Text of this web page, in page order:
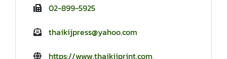
02-899-5925
thaikijpress@yahoo.com
https://www.thaikijprint.com,